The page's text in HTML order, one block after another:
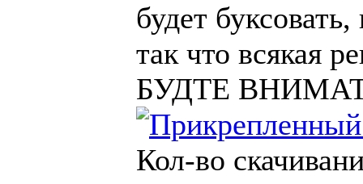
будет
так что всякая
БУДТЕ
Кол-во